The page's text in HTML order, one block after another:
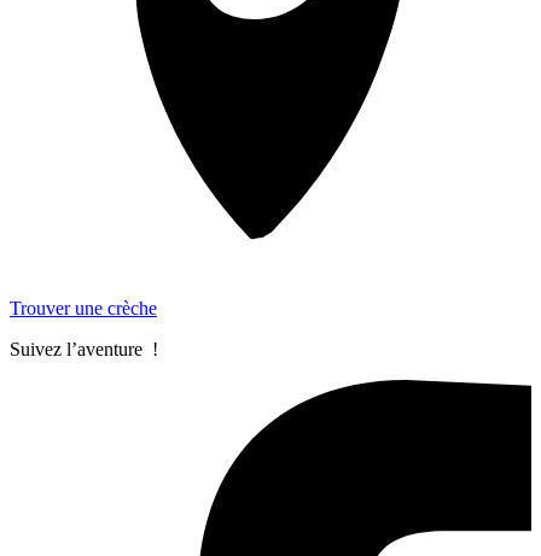
Trouver une crèche
Suivez l’aventure !